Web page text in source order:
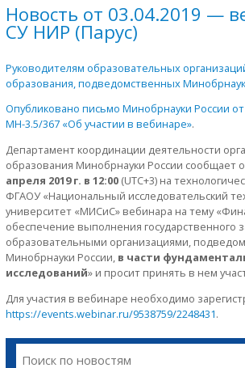
Новость от 03.04.2019 —
СУ НИР (Парус)
Руководителям образовательных
образования, подведомственных
Опубликовано письмо Минобрнауки России
МН-3.5/367 «Об участии в вебинаре».
Департамент координации деятельности
образования Минобрнауки России сообщает
апреля 2019 г. в 12:00 (UTC+3) на
ФГАОУ «Национальный исследовательский
университет «МИСиС» вебинара на тему
обеспечение выполнения государственного
образовательными организациями,
Минобрнауки России, в части
исследований» и просит принять в нем
Для участия в вебинаре необходимо
https://events.webinar.ru/9538759/2248431.